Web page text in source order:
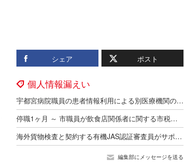
シェア ポスト
個人情報漏えい
宇都宮病院職員の患者情報利用による別医療機関のダイレクトメール郵送、調査の結果 直接的金銭的利益の受領が無いことを確認
停職1ヶ月 ～ 市職員が飲食店関係者に関する市税等の情報を口外
海外貨物検査と契約する有機JAS認証審査員がサポート詐欺被害
編集部にメッセージを送る